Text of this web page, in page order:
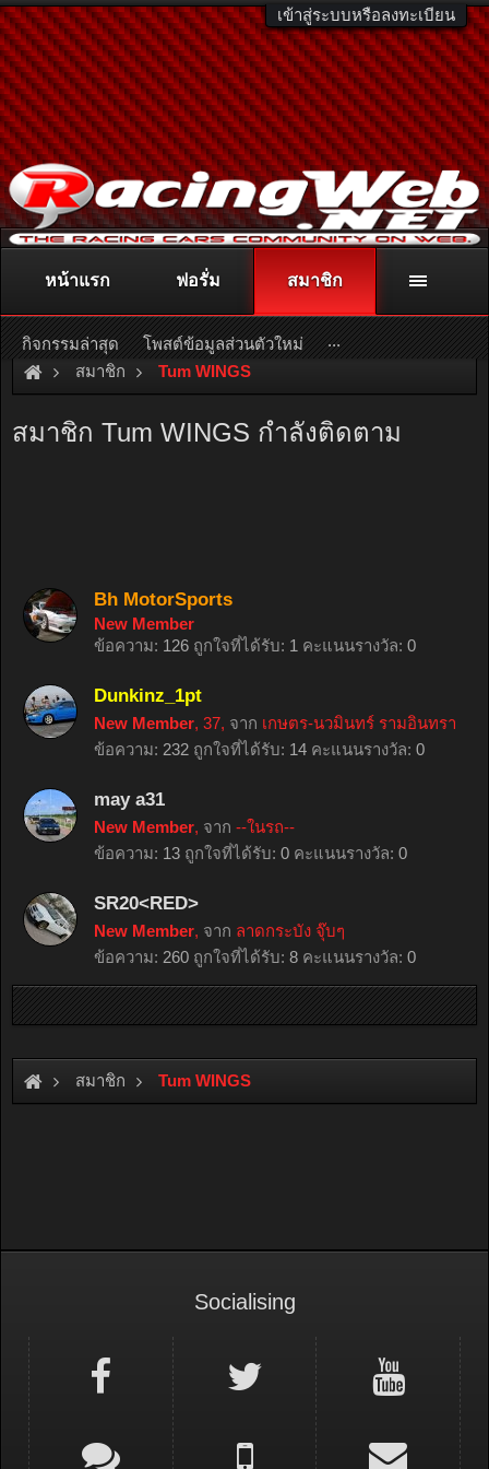
เข้าสู่ระบบหรือลงทะเบียน
ติดต่อลงโฆษณา racingweb@gmail.comหรือโทร. 081-811-1138
หรืออ่านรายละเอียดเพิ่มเติม คลิกที่นี่
สมาชิก Tum WINGS
สมาชิก Tum WINGS กำลังติดตาม
Bh MotorSports
New Member
ข้อความ: 126 ถูกใจที่ได้รับ: 1 คะแนนรางวัล: 0
Dunkinz_1pt
New Member, 37, จาก เกษตร-นวมินทร์ รามอินทรา
ข้อความ: 232 ถูกใจที่ได้รับ: 14 คะแนนรางวัล: 0
may a31
New Member, จาก --ในรถ--
ข้อความ: 13 ถูกใจที่ได้รับ: 0 คะแนนรางวัล: 0
SR20<RED>
New Member, จาก ลาดกระบัง จุ๊บๆ
ข้อความ: 260 ถูกใจที่ได้รับ: 8 คะแนนรางวัล: 0
สมาชิก Tum WINGS
หน้าแรก ฟอรั่ม สมาชิก
กิจกรรมล่าสุด โพสต์ข้อมูลส่วนตัวใหม่ ...
Socialising